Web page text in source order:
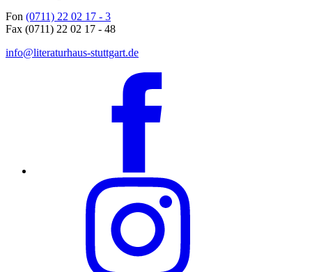
Fon (0711) 22 02 17 - 3
Fax (0711) 22 02 17 - 48
info@literaturhaus-stuttgart.de